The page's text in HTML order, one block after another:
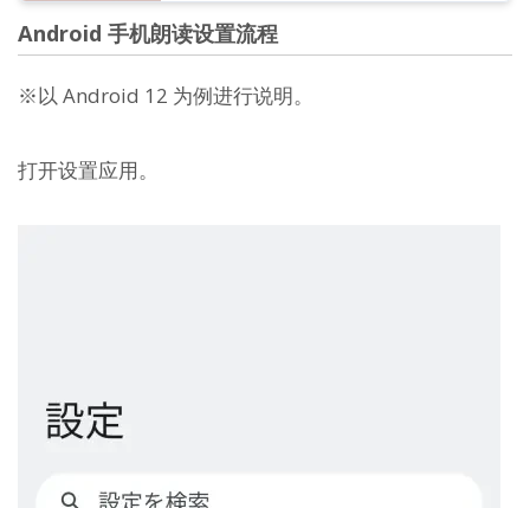
Android 手机朗读设置流程
※以 Android 12 为例进行说明。
打开设置应用。